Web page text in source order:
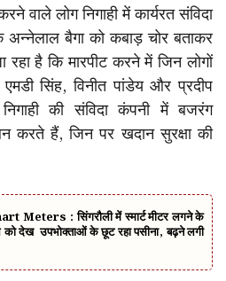
वाले लोग निगाही में कार्यरत संविदा
बैगा को कबाड़ चोर बताकर
रहा है कि मारपीट करने में जिन लोगों
सिंह, विनीत पांडेय और प्रदीप
की संविदा कंपनी में बजरंग
करते हैं, जिन पर खदान सुरक्षा की
Meters : सिंगरौली में स्मार्ट मीटर लगने के
को देख उपभोक्ताओं के छूट रहा पसीना, बढ़ने लगी